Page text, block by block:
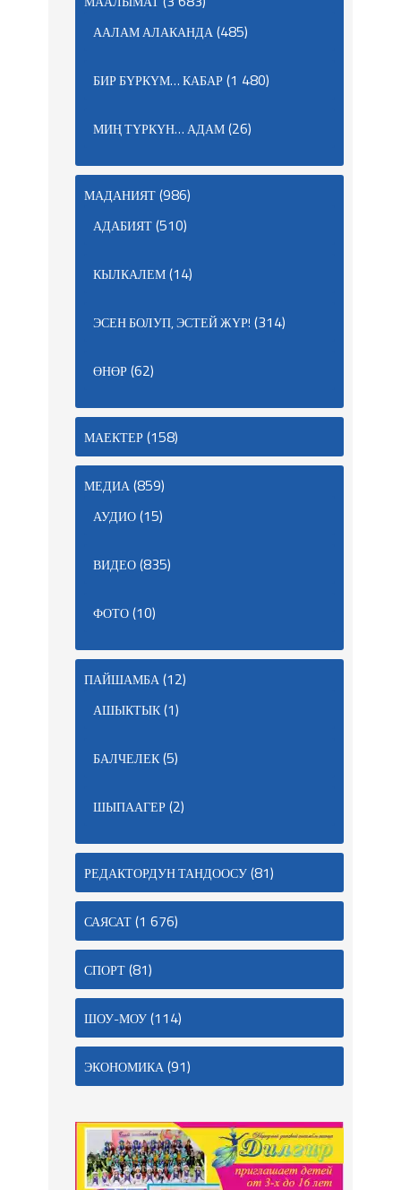
ААЛАМ АЛАКАНДА(485)
БИР БҮРКҮМ… КАБАР(1 480)
МИҢ ТҮРКҮН… АДАМ(26)
МАДАНИЯТ(986)
АДАБИЯТ(510)
КЫЛКАЛЕМ(14)
ЭСЕН БОЛУП, ЭСТЕЙ ЖҮР! (314)
ӨНӨР(62)
МАЕКТЕР(158)
МЕДИА(859)
АУДИО(15)
ВИДЕО(835)
ФОТО(10)
ПАЙШАМБА(12)
АШЫКТЫК(1)
БАЛЧЕЛЕК(5)
ШЫПААГЕР(2)
РЕДАКТОРДУН ТАНДООСУ(81)
САЯСАТ(1 676)
СПОРТ(81)
ШОУ-МОУ(114)
ЭКОНОМИКА(91)